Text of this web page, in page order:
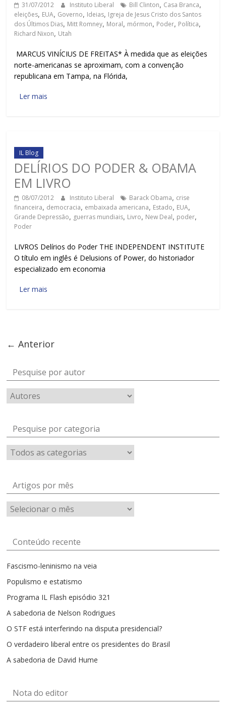
31/07/2012 Instituto Liberal Bill Clinton, Casa Branca,
eleições, EUA, Governo, Ideias, Igreja de Jesus Cristo dos Santos
dos Últimos Dias, Mitt Romney, Moral, mórmon, Poder, Política,
Richard Nixon, Utah
MARCUS VINÍCIUS DE FREITAS* À medida que as eleições
norte-americanas se aproximam, com a convenção
republicana em Tampa, na Flórida,
Ler mais
IL Blog
DELÍRIOS DO PODER & OBAMA
EM LIVRO
08/07/2012 Instituto Liberal Barack Obama, crise
financeira, democracia, embaixada americana, Estado, EUA,
Grande Depressão, guerras mundiais, Livro, New Deal, poder,
Poder
LIVROS Delírios do Poder THE INDEPENDENT INSTITUTE
O título em inglês é Delusions of Power, do historiador
especializado em economia
Ler mais
← Anterior
Pesquise por autor
Pesquise por categoria
Artigos por mês
Artigos
por
Conteúdo recente
Fascismo-leninismo na veia
Populismo e estatismo
Programa IL Flash episódio 321
A sabedoria de Nelson Rodrigues
O STF está interferindo na disputa presidencial?
O verdadeiro liberal entre os presidentes do Brasil
A sabedoria de David Hume
Nota do editor